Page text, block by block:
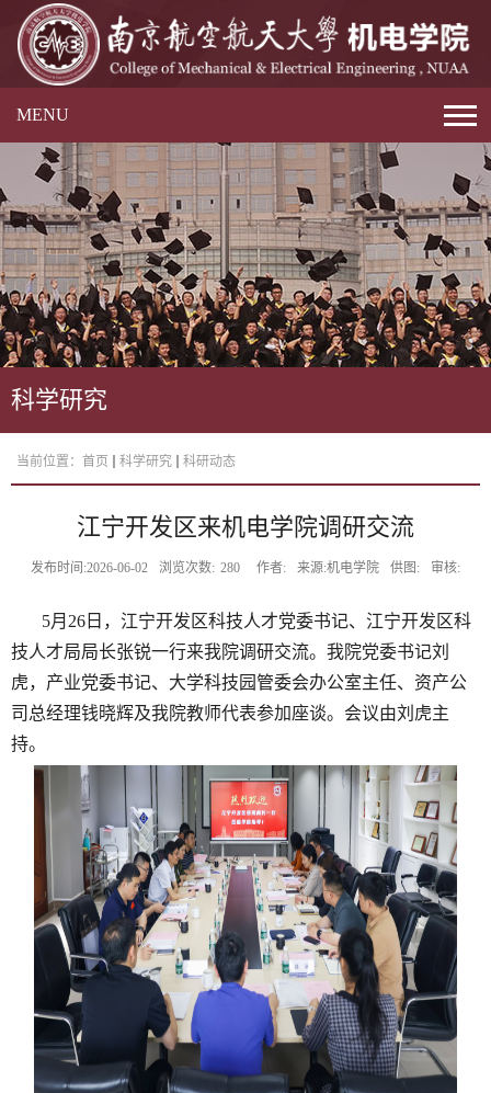
MENU
科学研究
当前位置： 首页 科学研究 科研动态
江宁开发区来机电学院调研交流
发布时间:2026-06-02 浏览次数: 280 作者: 来源:机电学院 供图: 审核:
5月 26 日，江宁开发区科技人才党委书记、江宁开发区科
技人才局局长张锐一行来我院调研交流。我院党委书记刘
虎，产业党委书记、大学科技园管委会办公室主任、资产公
司总经理钱晓辉及我院教师代表参加座谈。会议由刘虎主
持。